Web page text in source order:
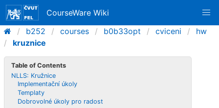
CourseWare Wiki
b252
courses b0b33opt cviceni
hw
kruznice
Table of Contents
NLLS: Kružnice
Implementační úkoly
Templaty
Dobrovolné úkoly pro radost